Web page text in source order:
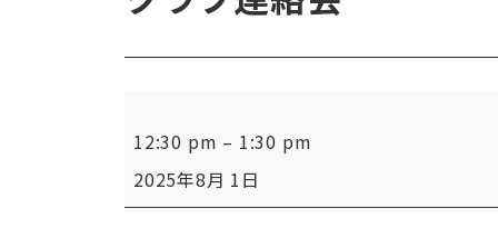
会
ク
12:30 pm – 1:30 pm
2025年8月 1日